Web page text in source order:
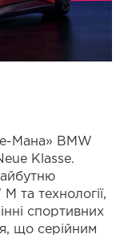
Мана» BMW
Klasse.
та технології,
спортивних
що серійним